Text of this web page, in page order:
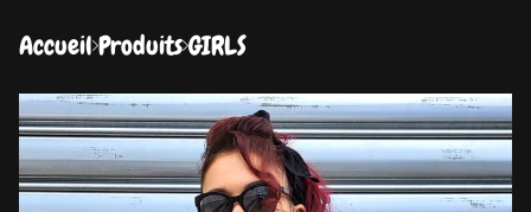
Accueil ProduitsGIRLS